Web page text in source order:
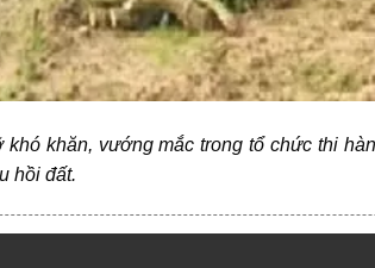
khó khăn, vướng mắc trong tổ chức thi
hồi đất.